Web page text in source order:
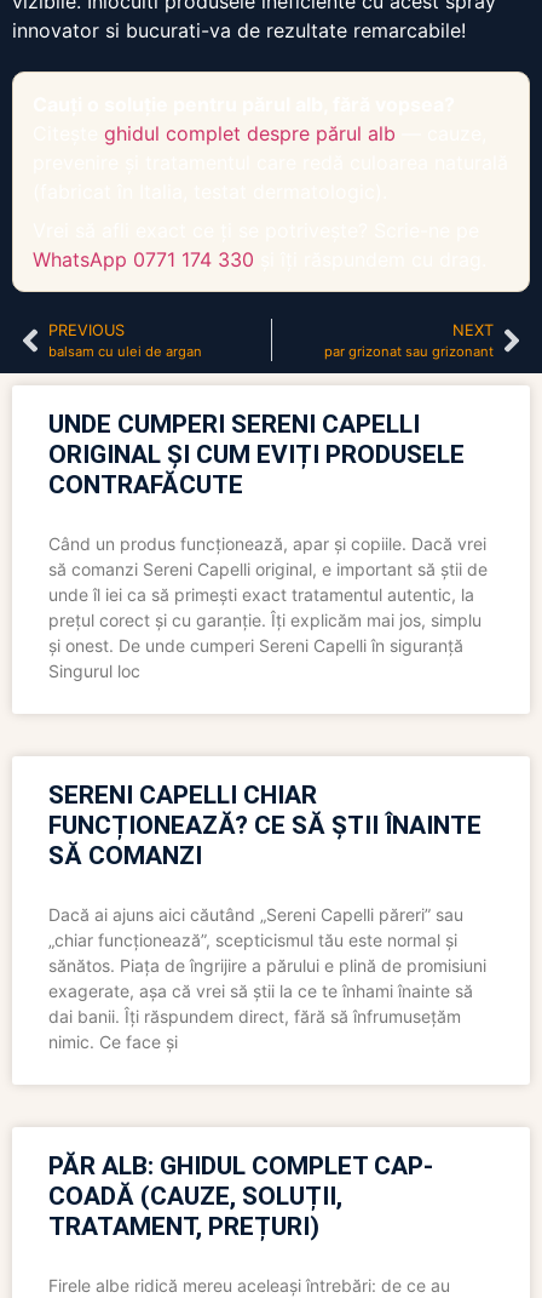
innovator si bucurati-va de rezultate remarcabile!
ghidul complet despre părul alb
WhatsApp 0771 174 330
PREVIOUS
balsam cu ulei de argan
NEXT
par grizonat sau grizonant
UNDE CUMPERI SERENI CAPELLI
ORIGINAL ȘI CUM EVIȚI PRODUSELE
CONTRAFĂCUTE
Când un produs funcționează, apar și copiile. Dacă vrei
să comanzi Sereni Capelli original, e important să știi de
unde îl iei ca să primești exact tratamentul autentic, la
prețul corect și cu garanție. Îți explicăm mai jos, simplu
și onest. De unde cumperi Sereni Capelli în siguranță
Singurul loc
SERENI CAPELLI CHIAR
FUNCȚIONEAZĂ? CE SĂ ȘTII ÎNAINTE
SĂ COMANZI
Dacă ai ajuns aici căutând „Sereni Capelli păreri” sau
„chiar funcționează”, scepticismul tău este normal și
sănătos. Piața de îngrijire a părului e plină de promisiuni
exagerate, așa că vrei să știi la ce te înhami înainte să
dai banii. Îți răspundem direct, fără să înfrumusețăm
nimic. Ce face și
PĂR ALB: GHIDUL COMPLET CAP-
COADĂ (CAUZE, SOLUȚII,
TRATAMENT, PREȚURI)
Firele albe ridică mereu aceleași întrebări: de ce au